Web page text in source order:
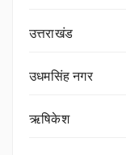
उत्तराखंड
उधमसिंह नगर
ऋषिकेश